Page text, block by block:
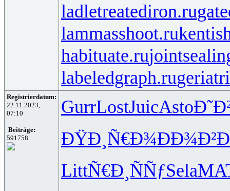
ladletreatediron.ru
lammasshoot.ru
habituate.ru
labeledgraph.ru
Registrierdatum:
22.11.2023,
07:10
Beiträge:
591758
GurrLostJuicAsto
ÐŸÐ¸Ñ€Ð¾
LittÑ€Ð¸ÑÑƒSela